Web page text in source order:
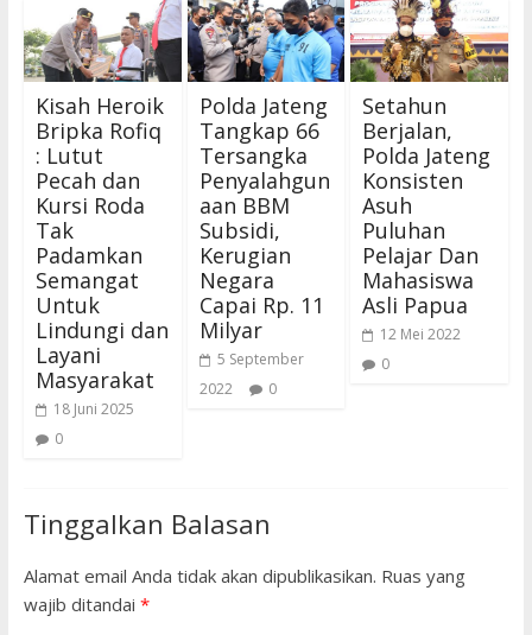
Kisah Heroik
Bripka Rofiq
: Lutut
Pecah dan
Kursi Roda
Tak
Padamkan
Semangat
Untuk
Lindungi dan
Layani
Masyarakat
18 Juni 2025
0
Polda Jateng
Tangkap 66
Tersangka
Penyalahgun
aan BBM
Subsidi,
Kerugian
Negara
Capai Rp. 11
Milyar
5 September
2022
0
Setahun
Berjalan,
Polda Jateng
Konsisten
Asuh
Puluhan
Pelajar Dan
Mahasiswa
Asli Papua
12 Mei 2022
0
Tinggalkan Balasan
Alamat email Anda tidak akan dipublikasikan. Ruas yang
wajib ditandai *